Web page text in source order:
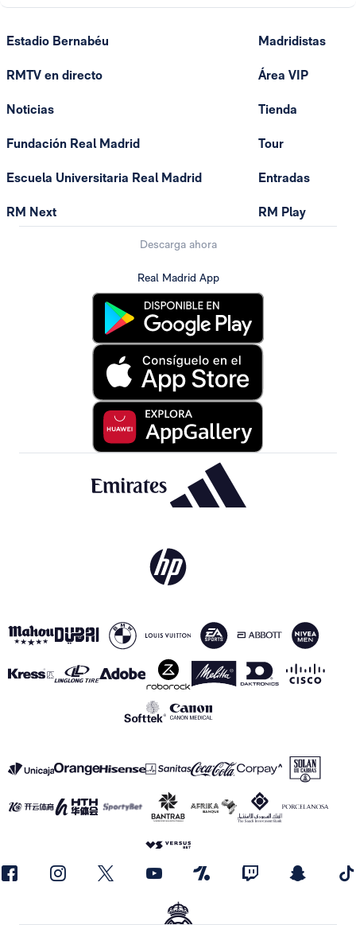
Estadio Bernabéu
RMTV en directo
Noticias
Fundación Real Madrid
Escuela Universitaria Real Madrid
RM Next
Madridistas
Área VIP
Tienda
Tour
Entradas
RM Play
Descarga ahora
Real Madrid App